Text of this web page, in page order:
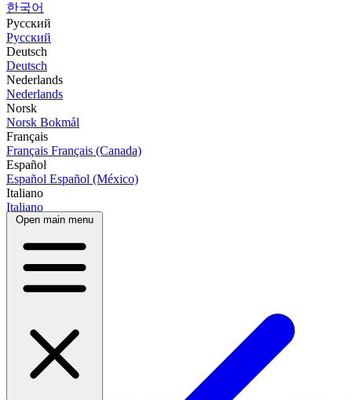
한국어
Русский
Русский
Deutsch
Deutsch
Nederlands
Nederlands
Norsk
Norsk Bokmål
Français
Français Français (Canada)
Español
Español Español (México)
Italiano
Italiano
Português
Open main menu